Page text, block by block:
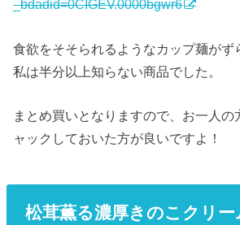
_bdadid=0CIGEV.0000bgwr6
食欲をそそられるようなカップ麺がず
私は半分以上知らない商品でした。
まとめ買いとなりますので、お一人の
ャックしておいた方が良いですよ！
松茸薫る濃厚きのこクリー